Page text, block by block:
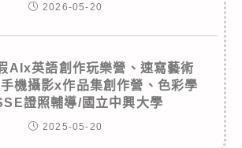
2026-05-20
AIx英語創作玩樂營、速寫藝術
機攝影x作品集創作營、色彩學
證照輔導/國立中興大學
2025-05-20